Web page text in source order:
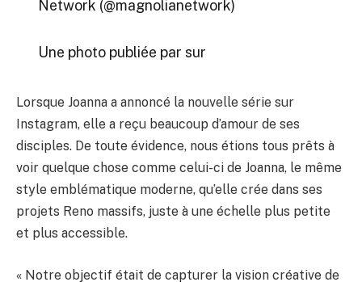
Network (@magnolianetwork)
Une photo publiée par sur
Lorsque Joanna a annoncé la nouvelle série sur
Instagram, elle a reçu beaucoup d’amour de ses
disciples. De toute évidence, nous étions tous prêts à
voir quelque chose comme celui-ci de Joanna, le même
style emblématique moderne, qu’elle crée dans ses
projets Reno massifs, juste à une échelle plus petite
et plus accessible.
« Notre objectif était de capturer la vision créative de